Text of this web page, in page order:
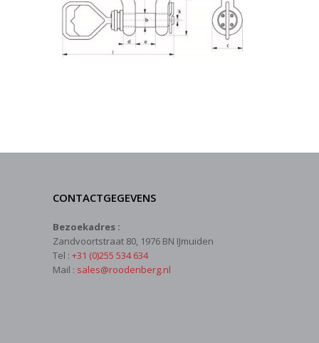
CONTACTGEGEVENS
Bezoekadres :
Zandvoortstraat 80, 1976 BN IJmuiden
Tel : +31 (0)255 534 634
Mail : sales@roodenberg.nl